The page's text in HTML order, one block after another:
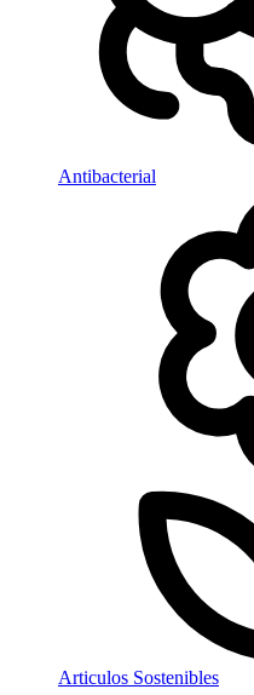
Antibacterial
Articulos Sostenibles